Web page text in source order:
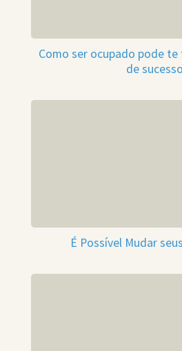
Como ser ocupado pode te
de sucesso
É Possível Mudar